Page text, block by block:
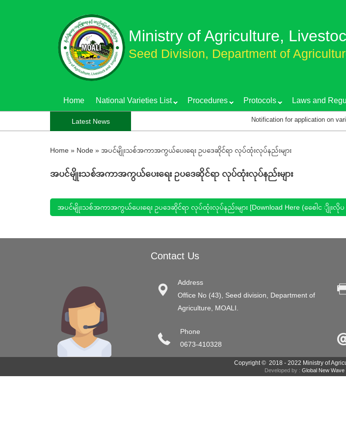
Ministry of Agriculture,
Seed Division, Department of
Home National Varieties List Procedures Protocols Laws and
Latest News Notification for application on
Home » Node » အပင်မျိုးသစ်အကာအကွယ်ပေးရေး ဥပဒေဆိုင်ရာ လုပ်ထုံးလုပ်နည်းများ
အပင်မျိုးသစ်အကာအကွယ်ပေးရေး ဥပဒေဆိုင်ရာ လုပ်ထုံးလုပ်နည်းများ
အပင်မျိုးသစ်အကာအကွယ်ပေးရေး ဥပဒေဆိုင်ရာ လုပ်ထုံးလုပ်နည်းများ [Download Here (စေေါင ျိုးလို
Contact Us
Address
Office No (43), Seed division, Department of
Agriculture, MOALI.
Phone
0673-410328
Copyright © 2018 - 2022 Ministry of
Developed by : Global New Wave